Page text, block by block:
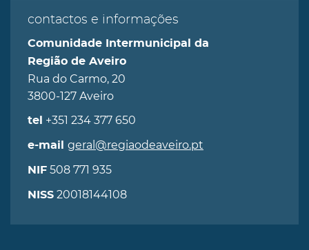
contactos e informações
Comunidade Intermunicipal da
Região de Aveiro
Rua do Carmo, 20
3800-127 Aveiro
tel +351 234 377 650
e-mail geral@regiaodeaveiro.pt
NIF 508 771 935
NISS 20018144108